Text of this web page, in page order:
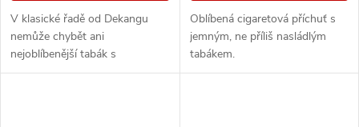
V klasické řadě od Dekangu
nemůže chybět ani
nejoblíbenější tabák s
legendárním velbloudem.
Oblíbená cigaretová příchuť s
jemným, ne příliš nasládlým
tabákem.